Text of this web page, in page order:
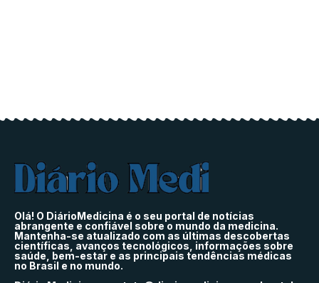
Olá! O DiárioMedicina é o seu portal de notícias
abrangente e confiável sobre o mundo da medicina.
Mantenha-se atualizado com as últimas descobertas
científicas, avanços tecnológicos, informações sobre
saúde, bem-estar e as principais tendências médicas
no Brasil e no mundo.